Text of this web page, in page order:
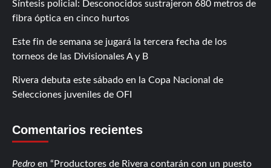
Síntesis policial: Desconocidos sustrajeron 680 metros de
fibra óptica en cinco hurtos
Este fin de semana se jugará la tercera fecha de los
torneos de las Divisionales A y B
Rivera debuta este sábado en la Copa Nacional de
Selecciones juveniles de OFI
Comentarios recientes
Pedro en
Productores de Rivera contarán con un puesto